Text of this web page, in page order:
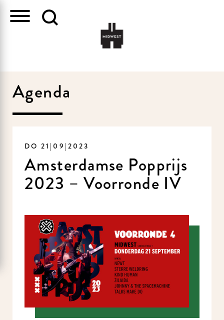
Agenda
DO 21|09|2023
Amsterdamse Popprijs
2023 – Voorronde IV